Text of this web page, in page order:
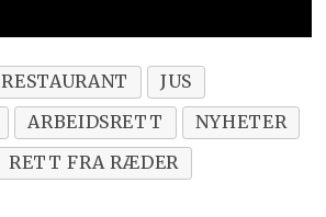
RESTAURANT
JUS
ARBEIDSRETT
NYHETER
RETT FRA RÆDER